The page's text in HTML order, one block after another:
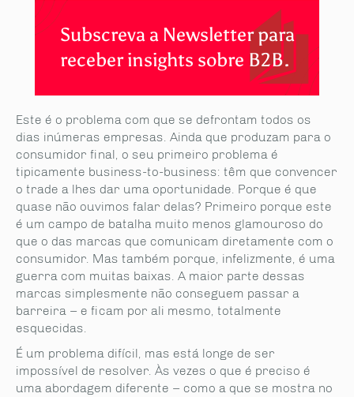
Subscreva a Newsletter para
receber insights sobre B2B.
Este é o problema com que se defrontam todos os
dias inúmeras empresas. Ainda que produzam para o
consumidor final, o seu primeiro problema é
tipicamente business-to-business: têm que convencer
o trade a lhes dar uma oportunidade. Porque é que
quase não ouvimos falar delas? Primeiro porque este
é um campo de batalha muito menos glamouroso do
que o das marcas que comunicam diretamente com o
consumidor. Mas também porque, infelizmente, é uma
guerra com muitas baixas. A maior parte dessas
marcas simplesmente não conseguem passar a
barreira – e ficam por ali mesmo, totalmente
esquecidas.
É um problema difícil, mas está longe de ser
impossível de resolver. Às vezes o que é preciso é
uma abordagem diferente – como a que se mostra no